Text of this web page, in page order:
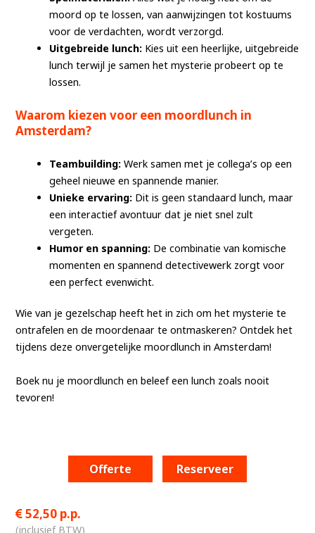
moord op te lossen, van aanwijzingen tot kostuums
voor de verdachten, wordt verzorgd.
Uitgebreide lunch: Kies uit een heerlijke, uitgebreide
lunch terwijl je samen het mysterie probeert op te
lossen.
Waarom kiezen voor een moordlunch in
Amsterdam?
Teambuilding: Werk samen met je collega’s op een
geheel nieuwe en spannende manier.
Unieke ervaring: Dit is geen standaard lunch, maar
een interactief avontuur dat je niet snel zult
vergeten.
Humor en spanning: De combinatie van komische
momenten en spannend detectivewerk zorgt voor
een perfect evenwicht.
Wie van je gezelschap heeft het in zich om het mysterie te
ontrafelen en de moordenaar te ontmaskeren? Ontdek het
tijdens deze onvergetelijke moordlunch in Amsterdam!
Boek nu je moordlunch en beleef een lunch zoals nooit
tevoren!
Offerte Reserveer
52,50 p.p.
(inclusief BTW)